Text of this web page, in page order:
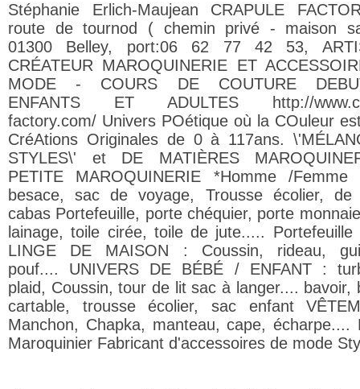
Stéphanie Erlich-Maujean CRAPULE
route de tournod ( chemin privé - maison
01300 Belley, port:06 62 77 42 53,
CRÉATEUR MAROQUINERIE ET
MODE - COURS DE COUTURE
ENFANTS ET ADULTES http://
factory.com/ Univers POétique où la COuleur
CréAtions Originales de 0 à 117ans.
STYLES\' et DE MATIÈRES
PETITE MAROQUINERIE *Homme /
besace, sac de voyage, Trousse écolier, de
cabas Portefeuille, porte chéquier, porte
lainage, toile cirée, toile de jute..... Portefeuille
LINGE DE MAISON : Coussin, rideau,
pouf.... UNIVERS DE BÉBÉ / ENFANT :
plaid, Coussin, tour de lit sac à langer.... bavoir,
cartable, trousse écolier, sac enfant
Manchon, Chapka, manteau, cape, écharpe....
Maroquinier Fabricant d'accessoires de mode